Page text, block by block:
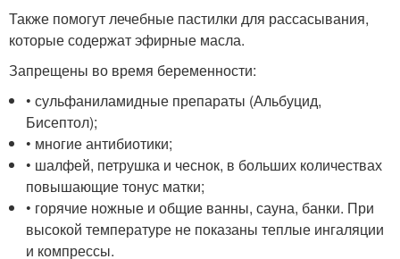
Также помогут лечебные пастилки для рассасывания,
которые содержат эфирные масла.
Запрещены во время беременности:
• сульфаниламидные препараты (Альбуцид,
Бисептол);
• многие антибиотики;
• шалфей, петрушка и чеснок, в больших количествах
повышающие тонус матки;
• горячие ножные и общие ванны, сауна, банки. При
высокой температуре не показаны теплые ингаляции
и компрессы.